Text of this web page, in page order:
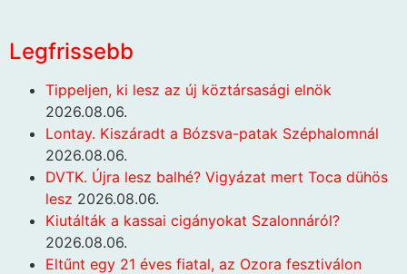
Legfrissebb
Tippeljen, ki lesz az új köztársasági elnök
2026.08.06.
Lontay. Kiszáradt a Bózsva-patak Széphalomnál
2026.08.06.
DVTK. Újra lesz balhé? Vigyázat mert Toca dühös
lesz 2026.08.06.
Kiutálták a kassai cigányokat Szalonnáról?
2026.08.06.
Eltűnt egy 21 éves fiatal, az Ozora fesztiválon